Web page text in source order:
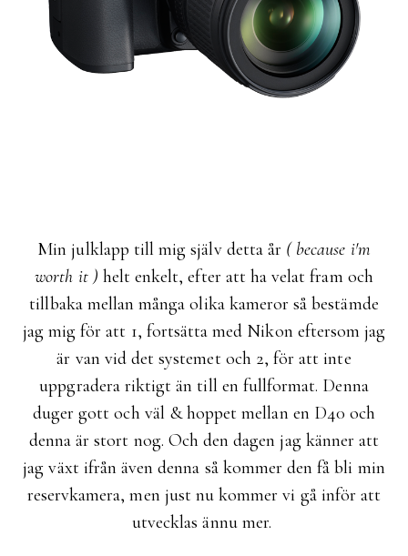
Min julklapp till mig själv detta år ( because i'm
worth it ) helt enkelt, efter att ha velat fram och
tillbaka mellan många olika kameror så bestämde
jag mig för att 1, fortsätta med Nikon eftersom jag
är van vid det systemet och 2, för att inte
uppgradera riktigt än till en fullformat. Denna
duger gott och väl & hoppet mellan en D40 och
denna är stort nog. Och den dagen jag känner att
jag växt ifrån även denna så kommer den få bli min
reservkamera, men just nu kommer vi gå inför att
utvecklas ännu mer.